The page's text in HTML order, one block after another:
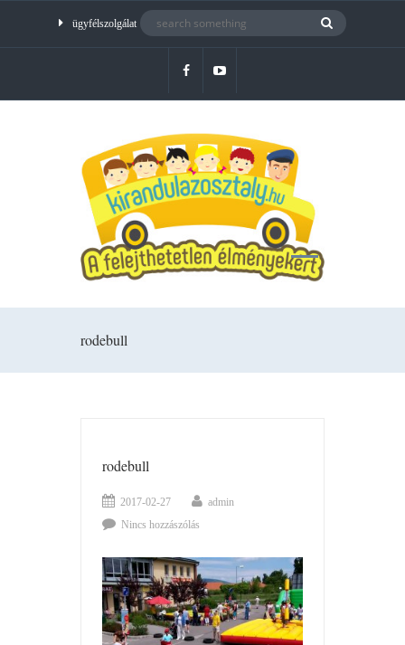
ügyfélszolgálat
rodebull
rodebull
2017-02-27
admin
Nincs hozzászólás